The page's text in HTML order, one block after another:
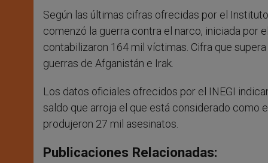
Según las últimas cifras ofrecidas por el
comenzó la guerra contra el narco, iniciada por
contabilizaron 164 mil víctimas. Cifra que
guerras de Afganistán e Irak.
Los datos oficiales ofrecidos por el INEGI
saldo que arroja el que está considerado como
produjeron 27 mil asesinatos.
Publicaciones Relacionadas: